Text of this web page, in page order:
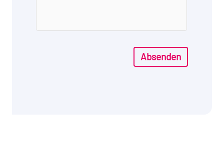
Absenden